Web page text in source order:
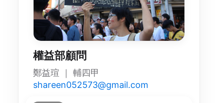
權益部顧問
鄭益瑄 ｜ 輔四甲
shareen052573@gmail.com